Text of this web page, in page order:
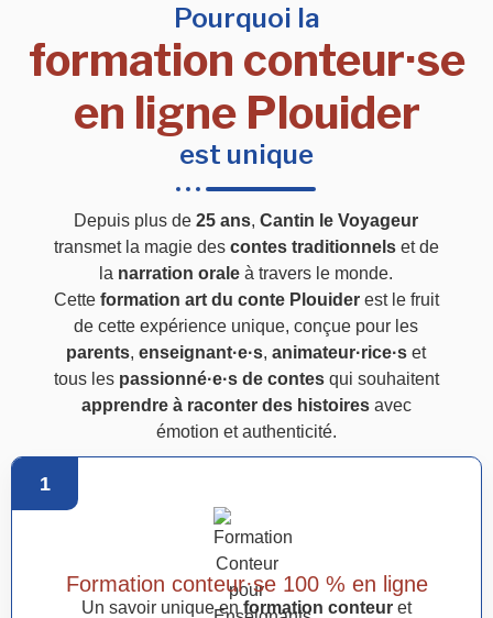
Pourquoi la
formation conteur·se
en ligne Plouider
est unique
Depuis plus de25 ans,Cantin le Voyageur
transmet la magie des contes traditionnelset de
la narration orale à travers le monde.
Cette formation art du conte Plouiderest le fruit
de cette expérience unique, conçue pour les
parents,enseignant·e·s,animateur·rice·s et
tous les passionné·e·s de contesqui souhaitent
apprendre à raconter des histoiresavec
émotion et authenticité.
1
Formation conteur·se 100 % en ligne
Un savoir unique en formation conteur et